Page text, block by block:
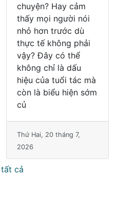
chuyện? Hay cảm
thấy mọi người nói
nhỏ hơn trước dù
thực tế không phải
vậy? Đây có thể
không chỉ là dấu
hiệu của tuổi tác mà
còn là biểu hiện sớm
củ
Thứ Hai, 20 tháng 7,
2026
cả